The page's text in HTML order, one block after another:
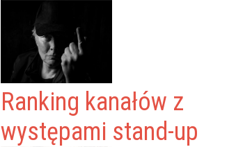
Ranking kanałów z
występami stand-up